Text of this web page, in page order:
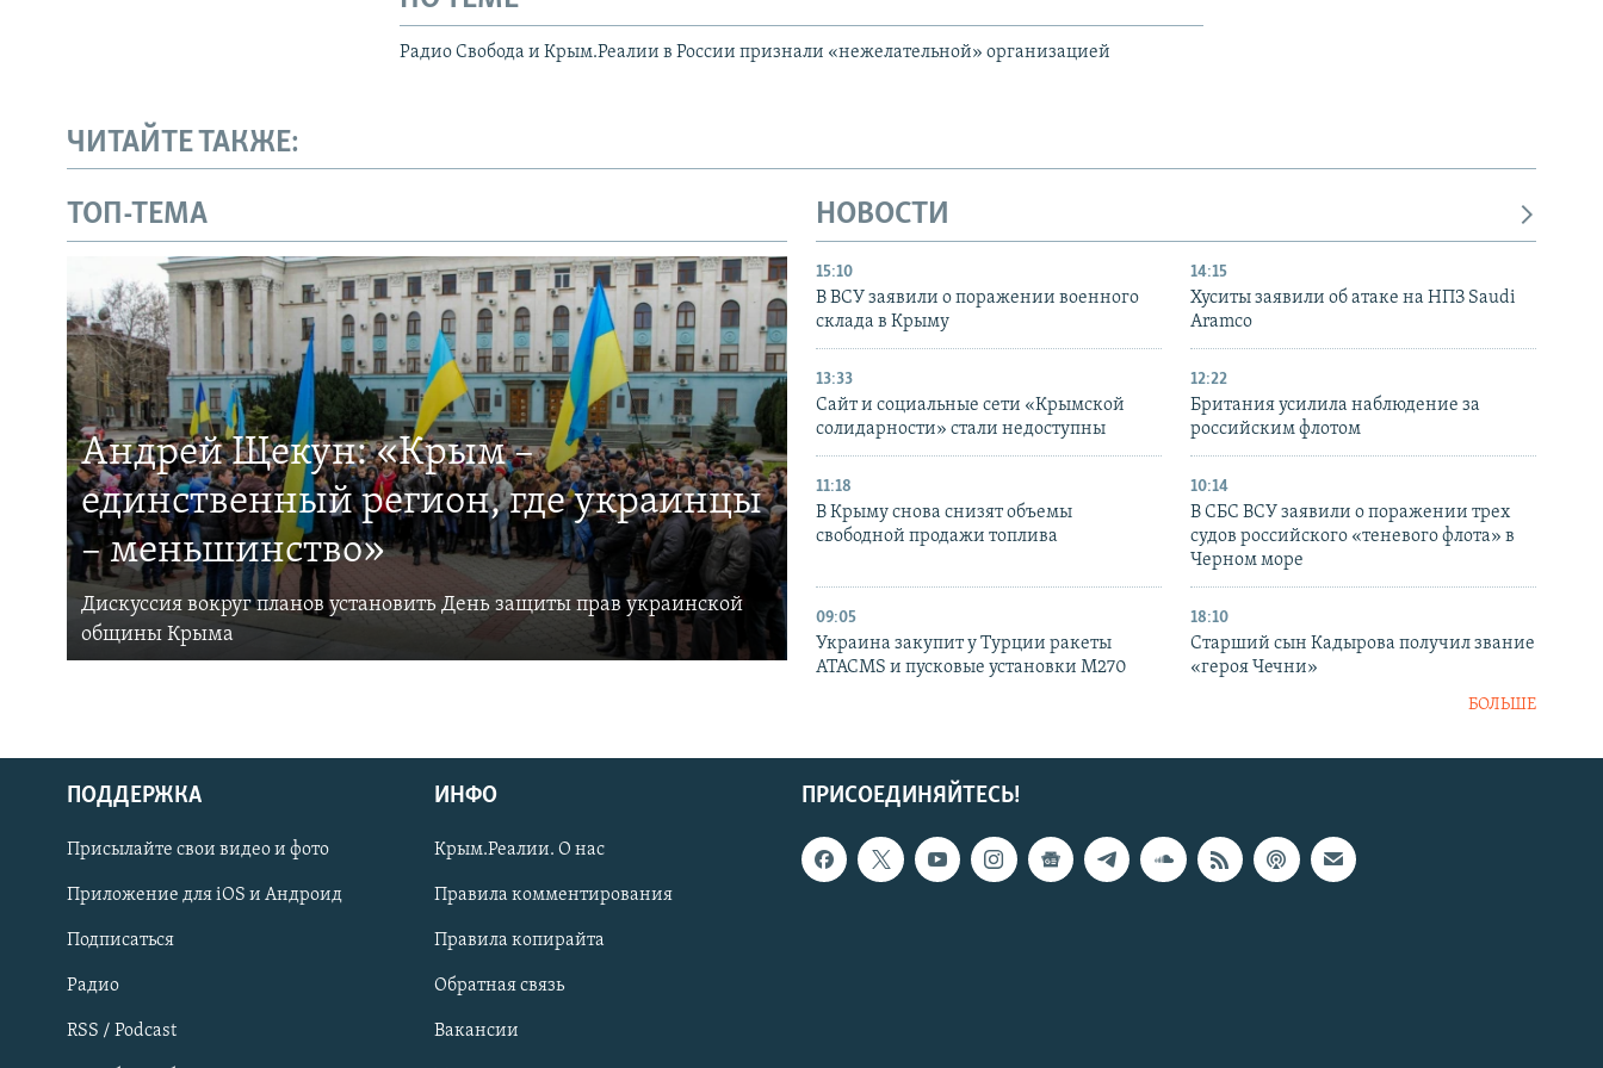
Українською
Qırımtatar
ПРИСОЕДИНЯЙТЕСЬ!
Радио Свобода и Крым.Реалии в России признали «нежелательной» организацией
ЧИТАЙТЕ ТАКЖЕ:
ТОП-ТЕМА
Андрей Щекун: «Крым –
единственный регион, где украинцы
– меньшинство»
Дискуссия вокруг планов установить День защиты прав украинской
общины Крыма
НОВОСТИ
15:10
В ВСУ заявили о поражении военного
склада в Крыму
14:15
Хуситы заявили об атаке на НПЗ Saudi
Aramco
13:33
Сайт и социальные сети «Крымской
солидарности» стали недоступны
12:22
Британия усилила наблюдение за
российским флотом
11:18
В Крыму снова снизят объемы
свободной продажи топлива
10:14
В СБС ВСУ заявили о поражении трех
судов российского «теневого флота» в
Черном море
09:05
Украина закупит у Турции ракеты
ATACMS и пусковые установки M270
18:10
Старший сын Кадырова получил звание
«героя Чечни»
БОЛЬШЕ
ПРИСОЕДИНЯЙТЕСЬ!
ПОДДЕРЖКА
Присылайте свои видео и фото
Приложение для iOS и Андроид
Подписаться
Радио
RSS / Podcast
ИНФО
Крым.Реалии. О нас
Правила комментирования
Правила копирайта
Обратная связь
Вакансии